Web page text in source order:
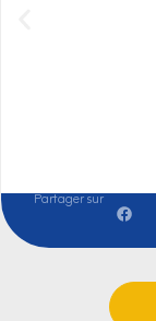
Partager sur